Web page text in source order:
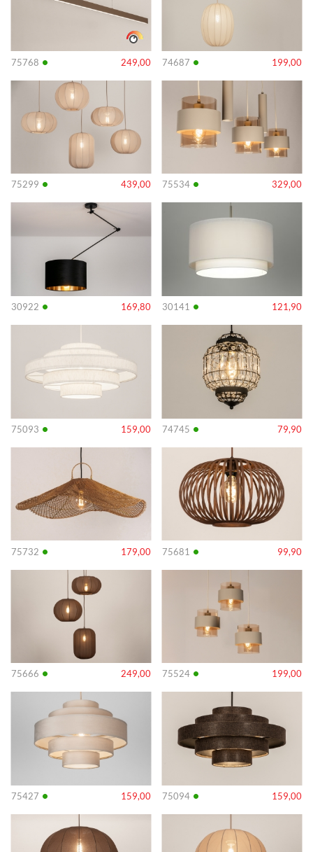
75768 • 249,00 74687 • 199,00
75299 • 439,00
Info
75534 • 329,00
Info
30922 • 169,80
Info
30141 • 121,90
Info
75093 • 159,00
Info
74745 • 79,90
Info
75732 • 179,00
Info
75681 • 99,90
Info
75666 • 249,00
Info
75524 • 199,00
Info
75427 • 159,00
Info
75094 • 159,00
Info
Info Info